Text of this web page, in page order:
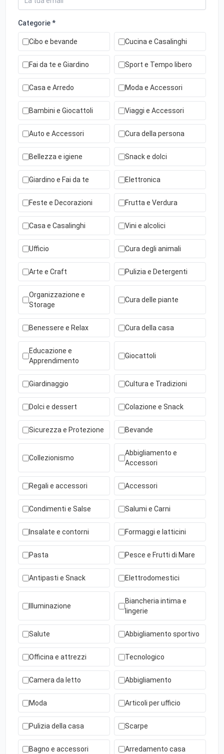
Categorie *
Cibo e bevande Cucina e Casalinghi
Fai da te e Giardino Sport e Tempo libero
Casa e Arredo Moda e Accessori
Bambini e Giocattoli Viaggi e Accessori
Auto e Accessori Cura della persona
Bellezza e igiene Snack e dolci
Giardino e Fai da te Elettronica
Feste e Decorazioni Frutta e Verdura
Casa e Casalinghi Vini e alcolici
Ufficio Cura degli animali
Arte e Craft Pulizia e Detergenti
Organizzazione e
Storage
Cura delle piante
Benessere e Relax Cura della casa
Educazione e
Apprendimento
Giocattoli
Giardinaggio Cultura e Tradizioni
Dolci e dessert Colazione e Snack
Sicurezza e Protezione Bevande
Collezionismo
Abbigliamento e
Accessori
Regali e accessori Accessori
Condimenti e Salse Salumi e Carni
Insalate e contorni Formaggi e latticini
Pasta Pesce e Frutti di Mare
Antipasti e Snack Elettrodomestici
Illuminazione
Biancheria intima e
lingerie
Salute Abbigliamento sportivo
Officina e attrezzi Tecnologico
Camera da letto Abbigliamento
Moda Articoli per ufficio
Pulizia della casa Scarpe
Bagno e accessori Arredamento casa